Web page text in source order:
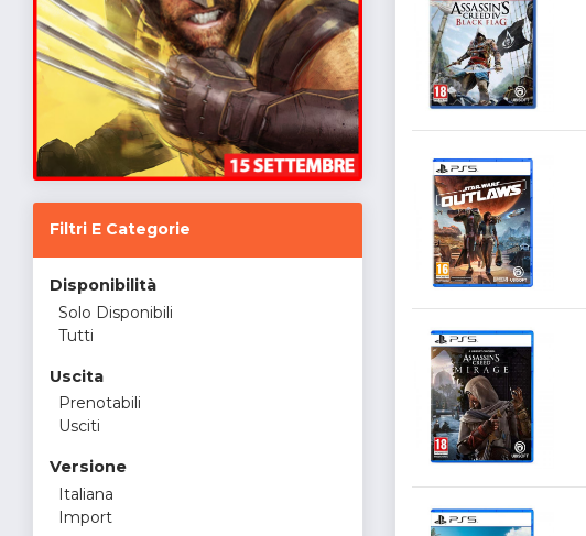
Filtri E Categorie
Disponibilità
Solo Disponibili
Tutti
Uscita
Prenotabili
Usciti
Versione
Italiana
Import